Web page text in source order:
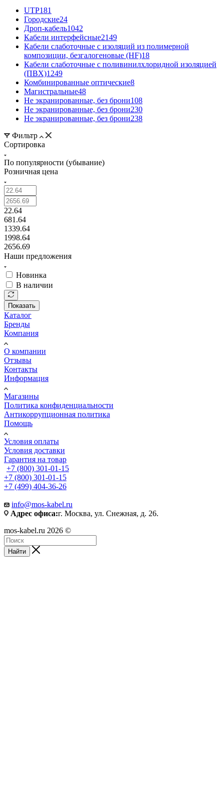
UTP181
Городские24
Дроп-кабель1042
Кабели интерфейсные2149
Кабели слаботочные с изоляций из полимерной
композиции, безгалогеновые (HF)18
Кабели слаботочные с поливинилхлоридной изоляцией
(ПВХ)1249
Комбинированные оптические8
Магистральные48
Не экранированные, без брони108
Не экранированные, без брони230
Не экранированные, без брони238
Фильтр
Сортировка
По популярности (убывание)
Розничная цена
22.64
681.64
1339.64
1998.64
2656.69
Наши предложения
Новинка
В наличии
Показать
Каталог
Бренды
Компания
О компании
Отзывы
Контакты
Информация
Магазины
Политика конфиденциальности
Антикоррупционная политика
Помощь
Условия оплаты
Условия доставки
Гарантия на товар
+7 (800) 301-01-15
+7 (800) 301-01-15
+7 (499) 404-36-26
info@mos-kabel.ru
Адрес офиса:г. Москва, ул. Снежная, д. 26.
mos-kabel.ru 2026 ©
Найти